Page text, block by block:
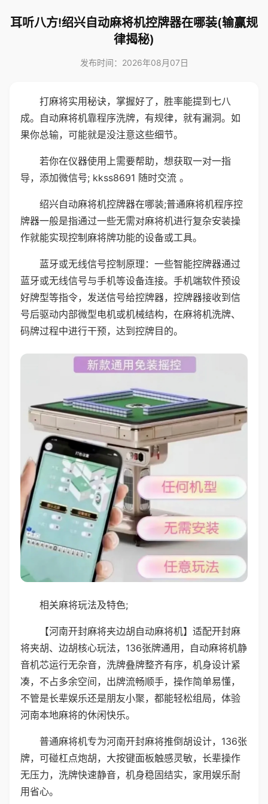
耳听八方!绍兴自动麻将机控牌器在哪装(输赢规
律揭秘)
发布时间：2026年08月07日
打麻将实用秘诀，掌握好了，胜率能提到七八
成。自动麻将机靠程序洗牌，有规律，就有漏洞。如
果你总输，可能就是没注意这些细节。
若你在仪器使用上需要帮助，想获取一对一指
导，添加微信号; kkss8691 随时交流 。
绍兴自动麻将机控牌器在哪装;普通麻将机程序控
牌器一般是指通过一些无需对麻将机进行复杂安装操
作就能实现控制麻将牌功能的设备或工具。
蓝牙或无线信号控制原理：一些智能控牌器通过
蓝牙或无线信号与手机等设备连接。手机端软件预设
好牌型等指令，发送信号给控牌器，控牌器接收到信
号后驱动内部微型电机或机械结构，在麻将机洗牌、
码牌过程中进行干预，达到控牌目的。
相关麻将玩法及特色;
【河南开封麻将夹边胡自动麻将机】适配开封麻
将夹胡、边胡核心玩法，136张牌通用，自动麻将机静
音机芯运行无杂音，洗牌叠牌整齐有序，机身设计紧
凑，不占多余空间，出牌流畅顺手，操作简单易懂，
不管是长辈娱乐还是朋友小聚，都能轻松组局，体验
河南本地麻将的休闲快乐。
普通麻将机专为河南开封麻将推倒胡设计，136张
牌，可碰杠点炮胡，大按键面板触感灵敏，长辈操作
无压力，洗牌快速静音，机身稳固结实，家用娱乐耐
用省心。